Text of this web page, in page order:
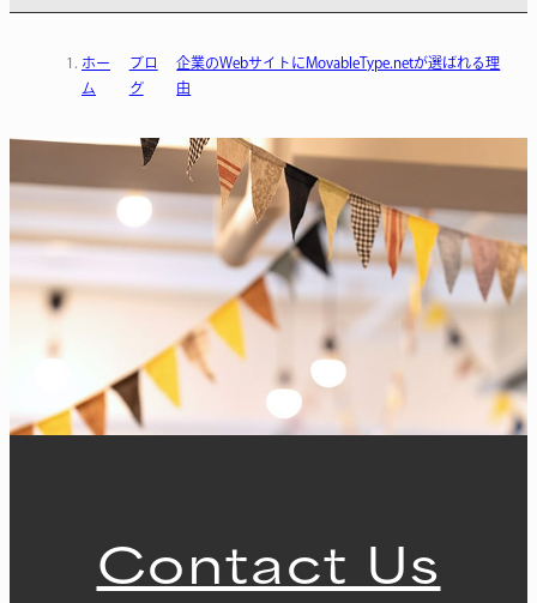
ホー
ム
ブロ
グ
企業のWebサイトにMovableType.netが選ばれる理
由
Contact Us